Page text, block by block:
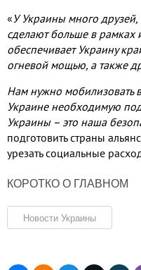
«У Украины много друзей,
сделают больше в рамках
обеспечивает Украину
огневой мощью, а также
Нам нужно мобилизовать
Украине необходимую
Украины – это наша
подготовить страны
урезать социальные
КОРОТКО О ГЛАВНОМ
Новости Украины